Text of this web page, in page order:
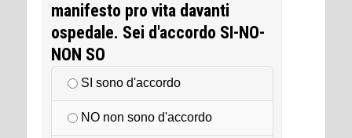
manifesto pro vita davanti
ospedale. Sei d'accordo SI-NO-
NON SO
SI sono d'accordo
NO non sono d'accordo